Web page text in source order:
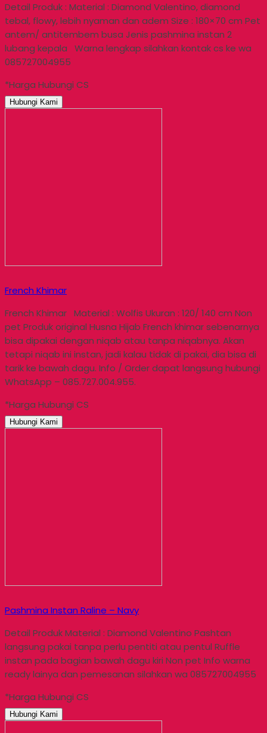
Detail Produk : Material : Diamond Valentino, diamond
tebal, flowy, lebih nyaman dan adem Size : 180×70 cm Pet
antem/ antitembem busa Jenis pashmina instan 2
lubang kepala Warna lengkap silahkan kontak cs ke wa
085727004955
*Harga Hubungi CS
Hubungi Kami
French Khimar
French Khimar Material : Wolfis Ukuran : 120/ 140 cm Non
pet Produk original Husna Hijab French khimar sebenarnya
bisa dipakai dengan niqab atau tanpa niqabnya. Akan
tetapi niqab ini instan, jadi kalau tidak di pakai, dia bisa di
tarik ke bawah dagu. Info / Order dapat langsung hubungi
WhatsApp – 085.727.004.955.
*Harga Hubungi CS
Hubungi Kami
Pashmina Instan Raline – Navy
Detail Produk Material : Diamond Valentino Pashtan
langsung pakai tanpa perlu pentiti atau pentul Ruffle
instan pada bagian bawah dagu kiri Non pet Info warna
ready lainya dan pemesanan silahkan wa 085727004955
*Harga Hubungi CS
Hubungi Kami